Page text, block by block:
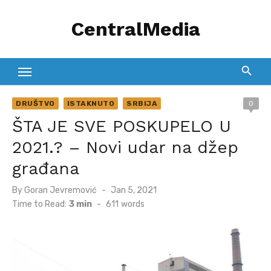
CentralMedia
DRUŠTVO ISTAKNUTO SRBIJA 0
ŠTA JE SVE POSKUPELO U
2021.? – Novi udar na džep
građana
ByGoran Jevremović
Posted
on
Jan 5, 2021
Time to Read: 3 min - 611 words